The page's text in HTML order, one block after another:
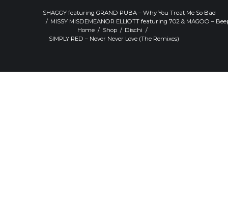
SHAGGY featuring GRAND PUBA – Why You Treat Me So Bad
MISSY MISDEMEANOR ELLIOTT featuring 702 & MAGOO –
Home
Shop
Dischi
SIMPLY RED – Never Never Love (The Remixes)